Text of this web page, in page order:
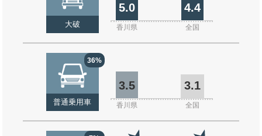
大破
5.0 4.4
香川県 全国
36%
普通乗用車
3.5 3.1
香川県 全国